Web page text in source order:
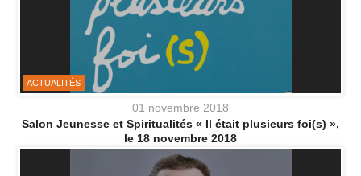
ACTUALITÉS
01 novembre 2018
Salon Jeunesse et Spiritualités « Il était plusieurs foi(s) »,
le 18 novembre 2018